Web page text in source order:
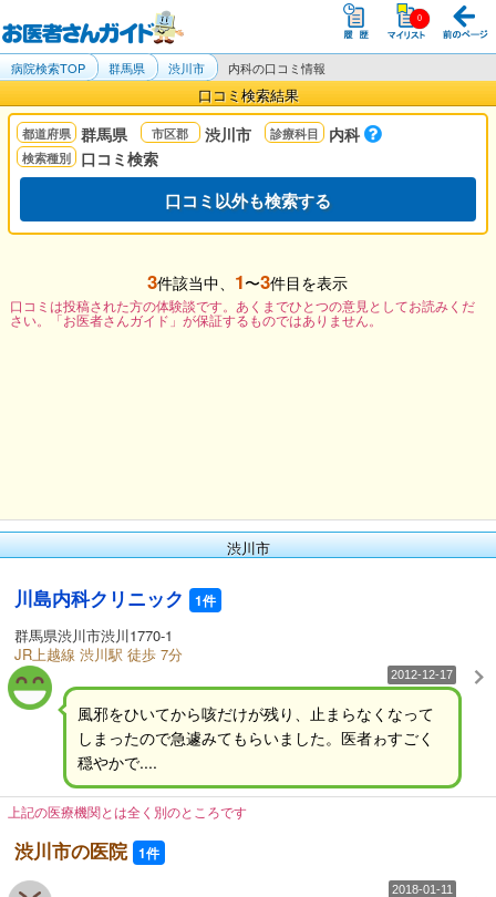
病院検索TOP 群馬県 渋川市 内科の口コミ情報
口コミ検索結果
群馬県 渋川市
内科
口コミ検索
口コミ以外も検索する
3件該当中、 1〜3件目を表示
口コミは投稿された方の体験談です。あくまでひとつの意見としてお読みくだ
さい。「お医者さんガイド」が保証するものではありません。
渋川市
川島内科クリニック 1件
群馬県渋川市渋川1770-1
JR上越線 渋川駅 徒歩 7分
2012-12-17
風邪をひいてから咳だけが残り、止まらなくなって
しまったので急遽みてもらいました。医者ゎすごく
穏やかで....
上記の医療機関とは全く別のところです
渋川市の医院 1件
2018-01-11